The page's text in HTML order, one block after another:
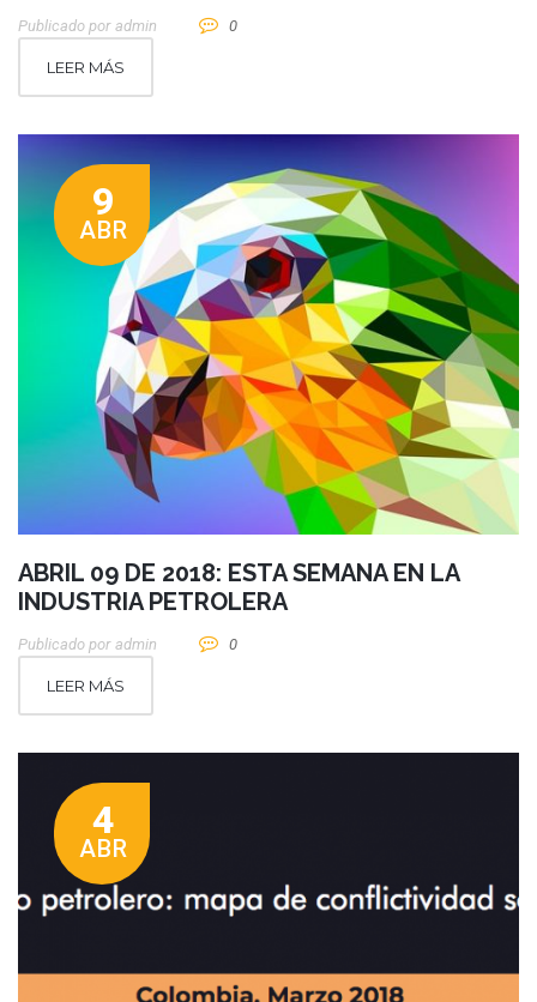
Publicado por Admin 0
LEER MÁS
9
ABR
ABRIL 09 DE 2018: ESTA SEMANA EN LA
INDUSTRIA PETROLERA
Publicado por Admin 0
LEER MÁS
4
ABR